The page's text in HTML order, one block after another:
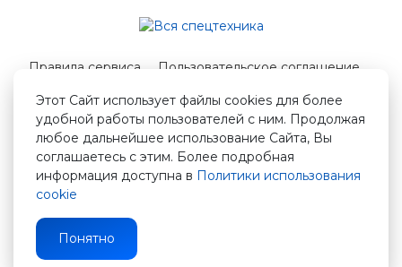
Этот Сайт использует файлы cookies для более
удобной работы пользователей с ним. Продолжая
любое дальнейшее использование Сайта, Вы
соглашаетесь с этим. Более подробная
информация доступна в Политики использования
cookie
Понятно
Правила сервиса
Пользовательское соглашение
© 2026 Вся спецтехника
info@vstshop.ru